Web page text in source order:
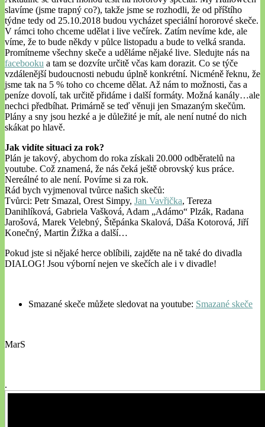
slavíme (jsme trapný co?), takže jsme se rozhodli, že od příštího
týdne tedy od 25.10.2018 budou vycházet speciální hororové skeče.
V rámci toho chceme udělat i live večírek. Zatím nevíme kde, ale
víme, že to bude někdy v půlce listopadu a bude to velká sranda.
Promítneme všechny skeče a uděláme nějaké live. Sledujte nás na
facebooku a tam se dozvíte určitě včas kam dorazit. Co se týče
vzdálenější budoucnosti nebudu úplně konkrétní. Nicméně řeknu, že
jsme tak na 5 % toho co chceme dělat. Až nám to možnosti, čas a
peníze dovolí, tak určitě přidáme i další formáty. Možná kanály…ale
nechci předbíhat. Primárně se teď věnuji jen Smazaným skečům.
Plány a sny jsou hezké a je důležité je mít, ale není nutné do nich
skákat po hlavě.
Jak vidíte situaci za rok?
Plán je takový, abychom do roka získali 20.000 odběratelů na
youtube. Což znamená, že nás čeká ještě obrovský kus práce.
Nereálné to ale není. Povíme si za rok.
Rád bych vyjmenoval tvůrce našich skečů:
Tvůrci: Petr Smazal, Orest Simpy, Jan Vavřička, Tereza
Danihlíková, Gabriela Vašková, Adam „Adámo“ Plzák, Radana
Jarošová, Marek Velebný, Štěpánka Skalová, Dáša Kotorová, Jiří
Konečný, Martin Žižka a další…
Pokud jste si nějaké herce oblíbili, zajděte na ně také do divadla
DIALOG! Jsou výborní nejen ve skečích ale i v divadle!
Smazané skeče můžete sledovat na youtube: Smazané skeče
MarS
.